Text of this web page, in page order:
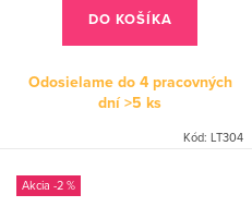
DO KOŠÍKA
Odosielame do 4 pracovných
dní>5 ks
Kód: LT304
-2 %